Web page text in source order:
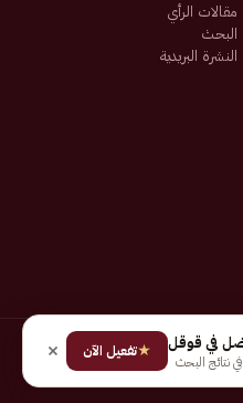
مقالات الرأي
البحث
النشرة البريدية
المالكة لصحيفة عاجلفي قوقل
نتائج البحث
★تفعيل الآن